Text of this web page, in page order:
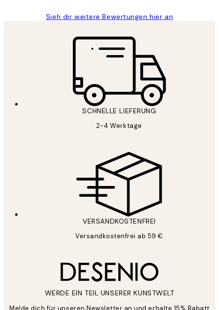
Sieh dir weitere Bewertungen hier an
SCHNELLE LIEFERUNG
2-4 Werktage
VERSANDKOSTENFREI
Versandkostenfrei ab 59 €
WERDE EIN TEIL UNSERER KUNSTWELT
Melde dich für unseren Newsletter an und erhalte 15% Rabatt